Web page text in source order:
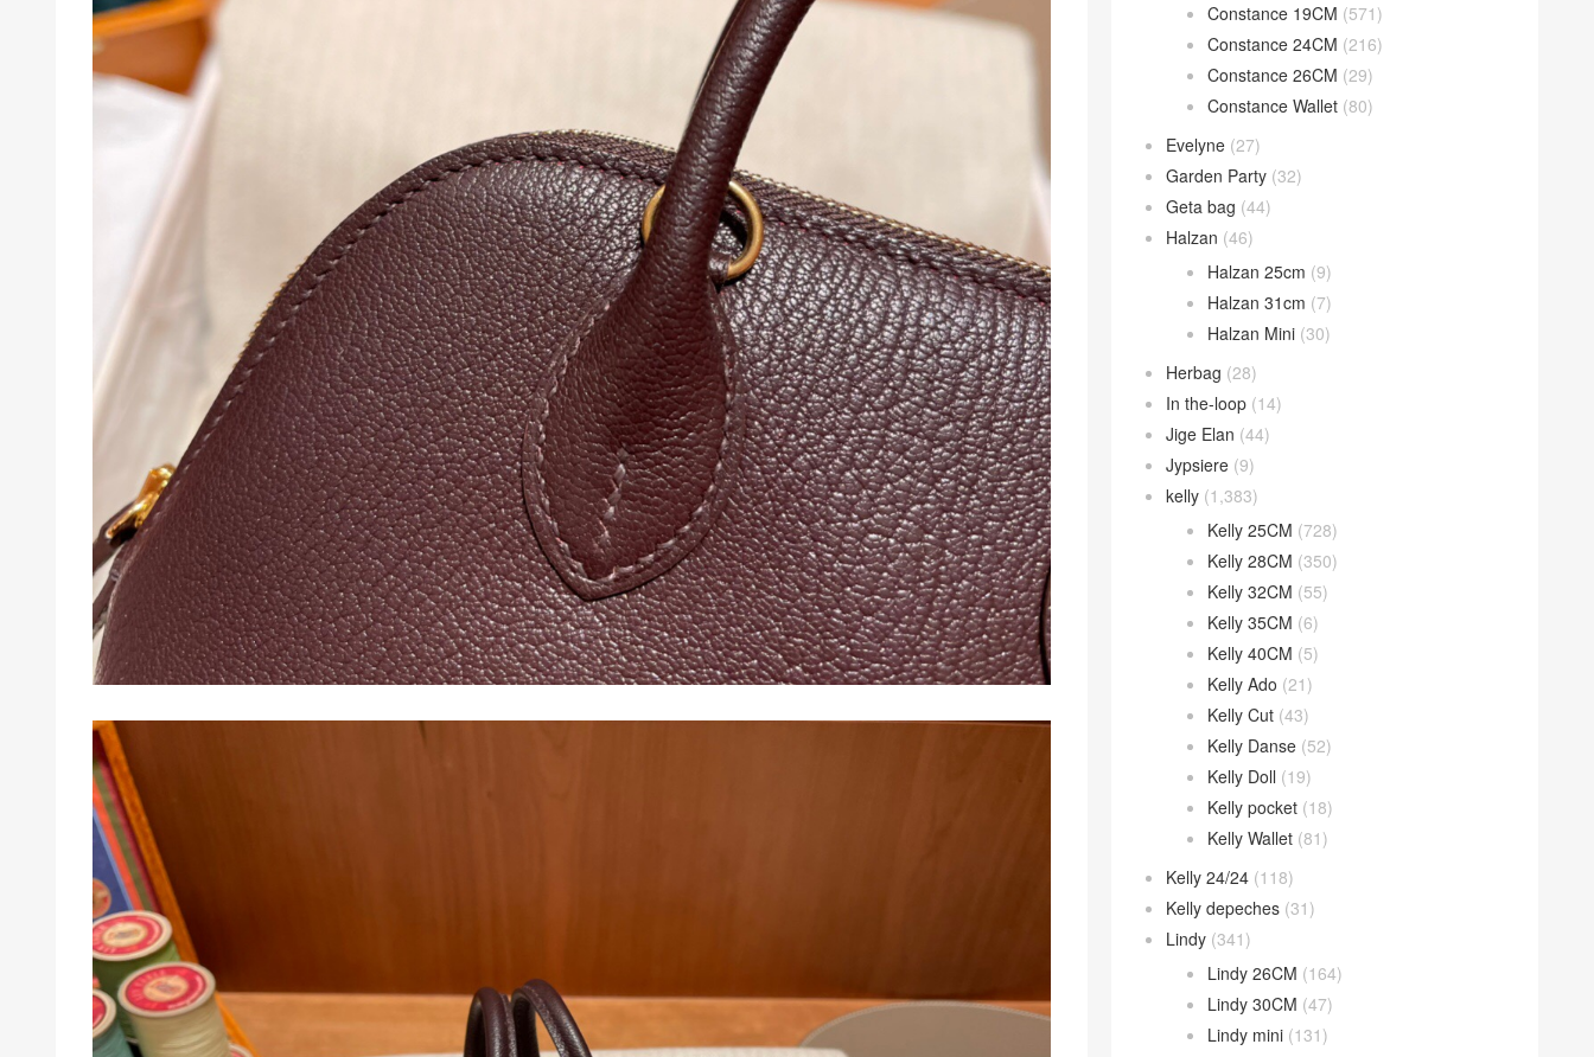
Constance 19CM (571)
Constance 24CM (216)
Constance 26CM (29)
Constance Wallet (80)
Evelyne (27)
Garden Party (32)
Geta bag (44)
Halzan (46)
Halzan 25cm (9)
Halzan 31cm (7)
Halzan Mini (30)
Herbag (28)
In the-loop (14)
Jige Elan (44)
Jypsiere (9)
kelly (1,383)
Kelly 25CM (728)
Kelly 28CM (350)
Kelly 32CM (55)
Kelly 35CM (6)
Kelly 40CM (5)
Kelly Ado (21)
Kelly Cut (43)
Kelly Danse (52)
Kelly Doll (19)
Kelly pocket (18)
Kelly Wallet (81)
Kelly 24/24 (118)
Kelly depeches (31)
Lindy (341)
Lindy 26CM (164)
Lindy 30CM (47)
Lindy mini (131)